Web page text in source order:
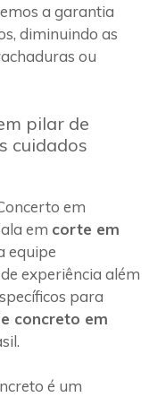
a garantia
diminuindo as
ou
pilar de
cuidados
em
em corte em
equipe
experiência além
para
concreto em
é um